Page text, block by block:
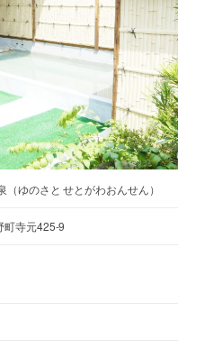
（ゆのさと せとがわおんせん）
町寺元425-9